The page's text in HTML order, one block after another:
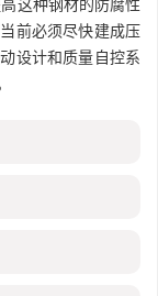
这种钢材的防腐性
前必须尽快建成压
设计和质量自控系